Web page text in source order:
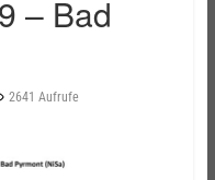
– Bad
2641 Aufrufe